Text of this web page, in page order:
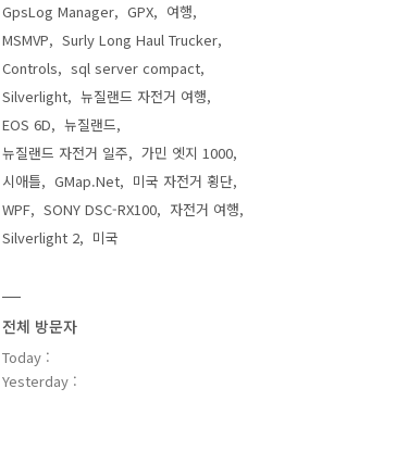
GpsLog Manager
GPX
여행
MSMVP
Surly Long Haul Trucker
Controls
sql server compact
Silverlight
뉴질랜드 자전거 여행
EOS 6D
뉴질랜드
뉴질랜드 자전거 일주
가민 엣지 1000
시애틀
GMap.Net
미국 자전거 횡단
WPF
SONY DSC-RX100
자전거 여행
Silverlight 2
미국
전체 방문자
Today :
Yesterday :